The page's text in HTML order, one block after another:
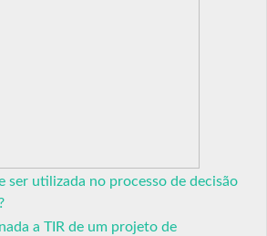
ser utilizada no processo de decisão
a TIR de um projeto de